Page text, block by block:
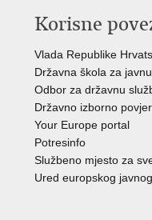
Korisne
Vlada Republike
Državna škola za
Odbor za državnu
Državno izborno
Your Europe portal
Potresinfo
Službeno mjesto za
Ured europskog